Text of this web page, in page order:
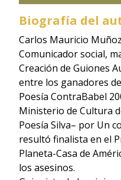
Biografía del
Carlos Mauricio
Comunicador social,
Creación de Guiones
entre los ganadores
Poesía ContraBabel
Ministerio de Cultura
Poesía Silva– por Un
resultó finalista en el
Planeta-Casa de
los asesinos.